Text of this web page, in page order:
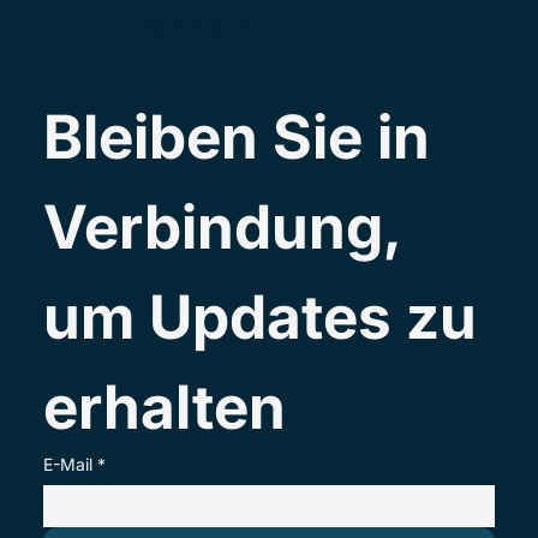
Bleiben Sie in
Verbindung,
um Updates zu
erhalten
E-Mail *